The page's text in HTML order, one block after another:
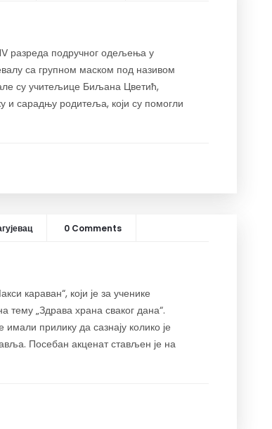
разреда подручног одељења у
са групном маском под називом
су учитељице Биљана Цветић,
и сарадњу родитеља, који су помогли
0 Comments
караван“, који је за ученике
тему „Здрава храна сваког дана“.
прилику да сазнају колико је
Посебан акценат стављен је на